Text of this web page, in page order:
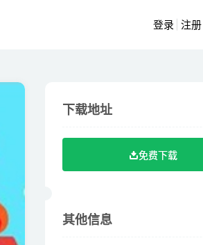
登录 注册
免费下载
下载地址
免费下载
其他信息